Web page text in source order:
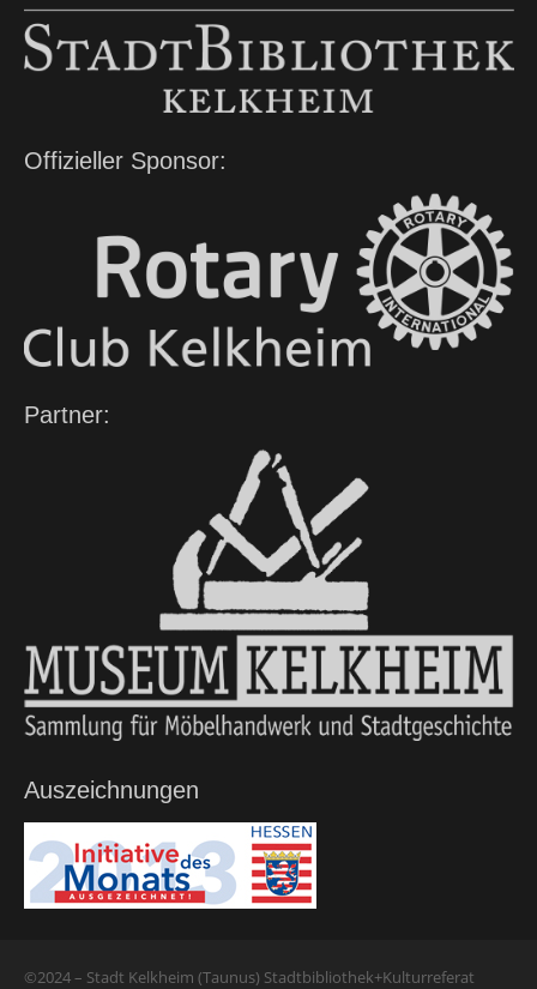
Offizieller Sponsor:
Partner:
Auszeichnungen
©2024 – Stadt Kelkheim (Taunus) Stadtbibliothek+Kulturreferat